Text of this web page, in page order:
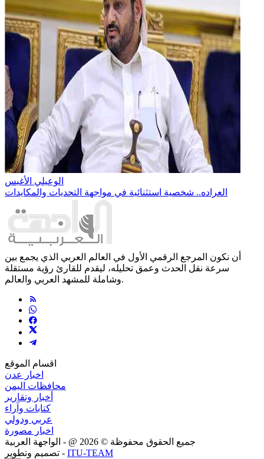
الوعيلي الأغبس
العراده.. شخصية استثنائية في مواجهة التحديات والمكايدات
أن نكون المرجع الرقمي الأول في العالم العربي الذي يجمع بين
سرعة نقل الحدث وعمق تحليله، ليقدم للقارئ رؤية مستقلة
وشاملة للمشهد العربي والعالم.
اقسام الموقع
اخبار عدن
محافظات اليمن
أخبار وتقارير
كتابات وآراء
عربي ودولي
اخبار مصورة
جميع الحقوق محفوظة © 2026 @ - الواجهة العربية
تصميم وتطوير - ITU-TEAM